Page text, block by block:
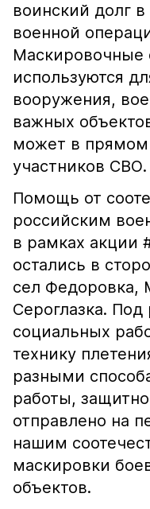
воинский долг
военной
Маскировочные
используются
вооружения,
важных
может в
участников СВО.
Помощь от
российским
в рамках
остались в
сел Федоровка,
Сероглазка.
социальных
технику
разными
работы,
отправлено на
нашим
маскировки
объектов.